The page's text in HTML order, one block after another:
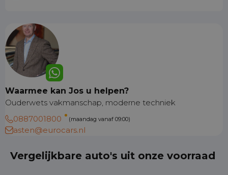
Waarmee kan Jos u helpen?
Ouderwets vakmanschap, moderne techniek
0887001800
(maandag vanaf 09:00)
asten@eurocars.nl
Vergelijkbare auto's uit onze voorraad